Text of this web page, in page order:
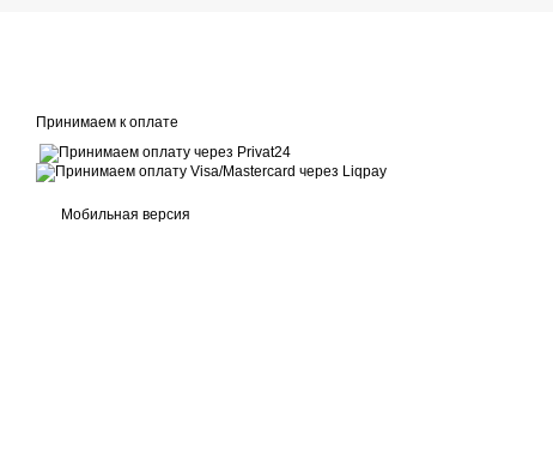
Принимаем к оплате
Мобильная версия